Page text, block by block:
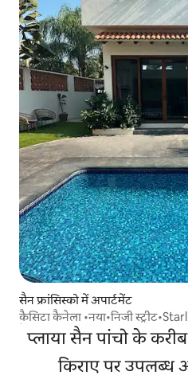
सैन फ्रांसिस्को में अपार्टमेंट
कैसिटा कैनेला •नया•निजी
प्लाया सैन पांचो के
किराए पर उपलब्ध